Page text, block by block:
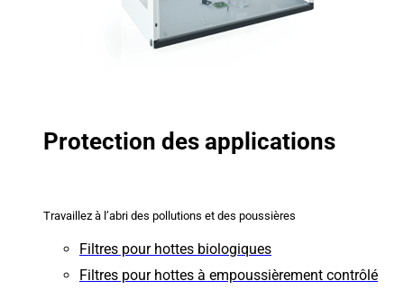
Protection des applications
Travaillez à l’abri des pollutions et des poussières
Filtres pour hottes biologiques
Filtres pour hottes à empoussièrement contrôlé